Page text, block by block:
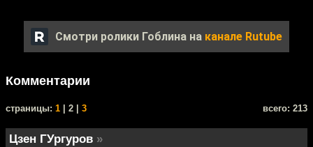
Смотри ролики Гоблина на канале Rutube
Комментарии
cтраницы: 1 | 2 | 3 всего: 213
Цзен ГУргуров »